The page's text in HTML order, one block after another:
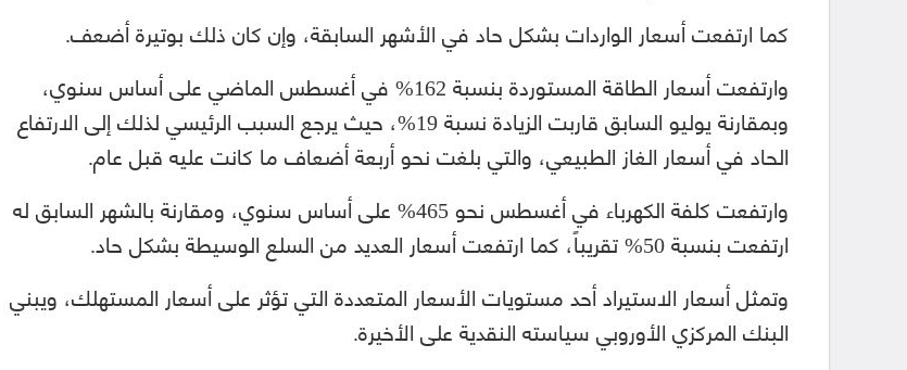
كما ارتفعت أسعار الواردات بشكل حاد في الأشهر السابقة، وإن كان ذلك بوتيرة أضعف.
وارتفعت أسعار الطاقة المستوردة بنسبة 162% في أغسطس الماضي على أساس سنوي،
وبمقارنة يوليو السابق قاربت الزيادة نسبة 19%، حيث يرجع السبب الرئيسي لذلك إلى الارتفاع
الحاد في أسعار الغاز الطبيعي، والتي بلغت نحو أربعة أضعاف ما كانت عليه قبل عام.
وارتفعت كلفة الكهرباء في أغسطس نحو 465% على أساس سنوي، ومقارنة بالشهر السابق له
ارتفعت بنسبة 50% تقريباً، كما ارتفعت أسعار العديد من السلع الوسيطة بشكل حاد.
وتمثل أسعار الاستيراد أحد مستويات الأسعار المتعددة التي تؤثر على أسعار المستهلك، ويبني
البنك المركزي الأوروبي سياسته النقدية على الأخيرة.